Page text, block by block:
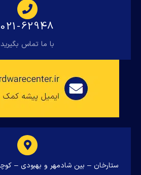
021-62948
با ما تماس بگیرید